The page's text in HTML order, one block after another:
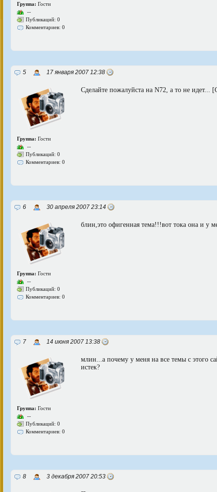
Группа: Гости
--
Публикаций: 0
Комментариев: 0
5 17 января 2007 12:38
Группа: Гости
--
Публикаций: 0
Комментариев: 0
Сделайте пожалуйста на N72, а то не идет...
6 30 апреля 2007 23:14
Группа: Гости
--
Публикаций: 0
Комментариев: 0
блин,это офигенная тема!!!вот тока она и у
7 14 июня 2007 13:38
Группа: Гости
--
Публикаций: 0
Комментариев: 0
млин...а почему у меня на все темы с этого
истек?
8 3 декабря 2007 20:53